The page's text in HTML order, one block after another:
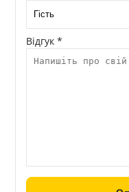
Відгук *